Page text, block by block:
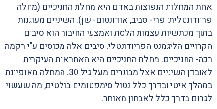
אחת המחלות הנפוצות באדם היא מחלת החניכיים (מחלה
פריודונטלית: פרי- סביב, אודונטום- שן). השיניים מעוגנות
בתוך מכתשיות עצמות הלסת ואמצעי החיבור הוא סיבים
הקרויים הליגמנט הפריודונטלי. סיבים אלה מכוסים ע"י רקמה
רכה- החניכיים. מחלת החניכיים היא האחראית העיקרית
לאובדן השיניים אצל מבוגרים מעל גיל 30. המחלה מאופיינת
במהלך איטי ובדרך כלל נטול סימפטומים בולטים, מה שעשוי
לגרום בדרך כלל לאבחון מאוחר.